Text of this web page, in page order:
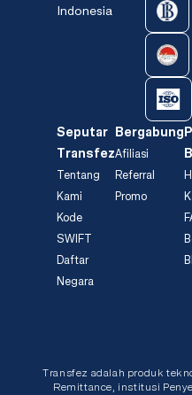
Indonesia
Seputar
Transfez
Tentang
Kami
Kode
SWIFT
Daftar
Negara
Bergabung
Afiliasi
Referral
Promo
Transfez adalah produk
Remittance, institusi